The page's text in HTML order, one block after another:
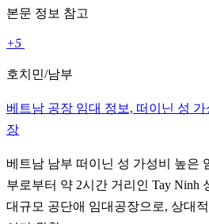
본문 정보 참고
+5
호치민/남부
베트남 공장 임대 정보, 떠이닌 성
장
베트남 남부 떠이닌 성 가성비 높은
부로부터 약 2시간 거리인 Tay Ninh
대규모 공단애 임대공장으로, 상대